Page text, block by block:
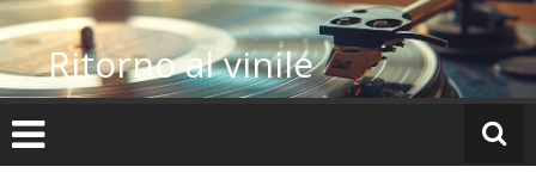
Vai
al
contenutoRitorno al vinile